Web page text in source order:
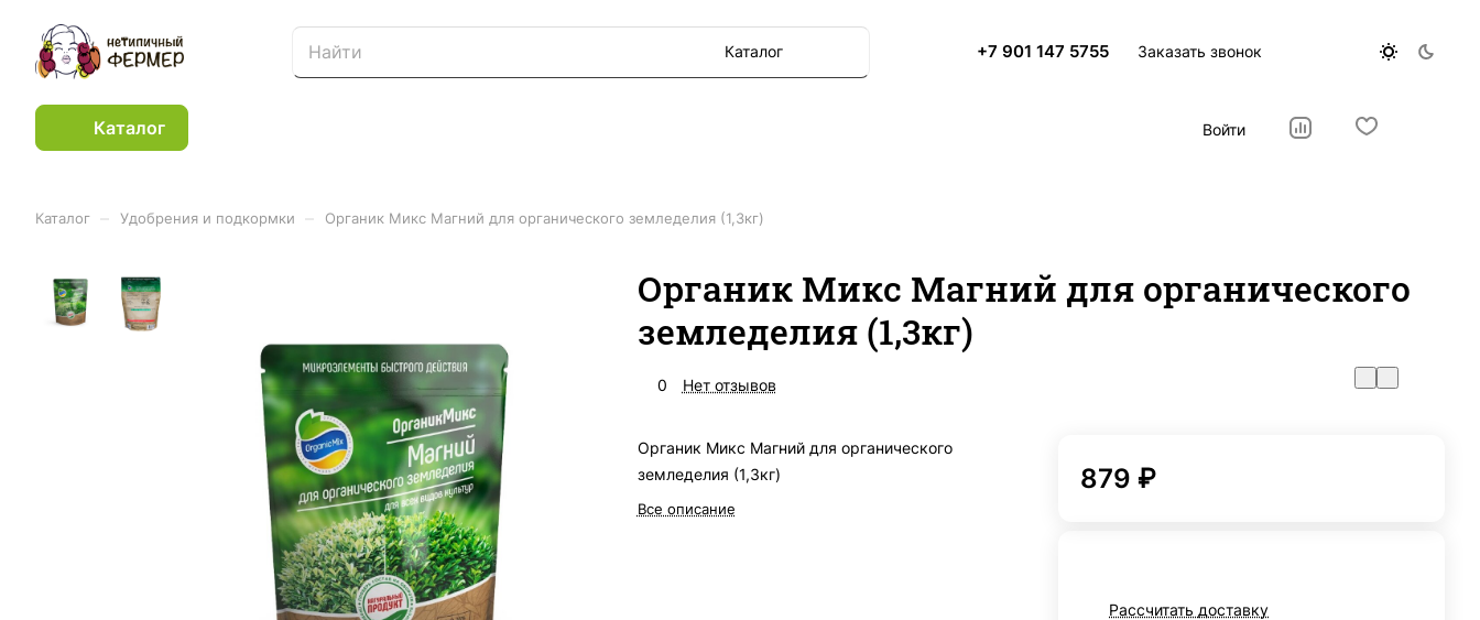
Каталог +7 901 147 5755 Заказать звонок
Каталог Войти
Каталог Удобрения и подкормки Органик Микс Магний для органического земледелия (1,3кг)
Органик Микс Магний для органического
земледелия (1,3кг)
0 Нет отзывов
Органик Микс Магний для органического
земледелия (1,3кг)
Все описание
879 ₽
Рассчитать доставку